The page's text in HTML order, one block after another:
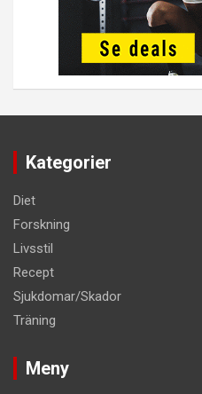
Kategorier
Diet
Forskning
Livsstil
Recept
Sjukdomar/Skador
Träning
Meny